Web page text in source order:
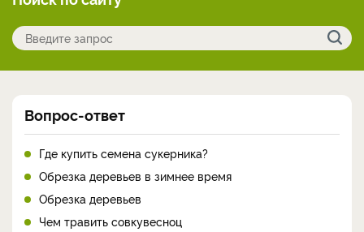
Вопрос-ответ
Где купить семена сукерника?
Обрезка деревьев в зимнее время
Обрезка деревьев
Чем травить совкувесноц